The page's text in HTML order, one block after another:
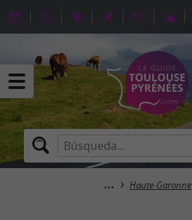
Haute-Garonne